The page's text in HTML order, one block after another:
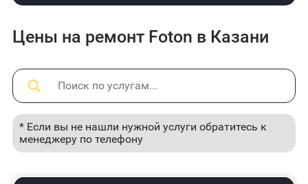
Цены на ремонт Foton в Казани
* Если вы не нашли нужной услуги обратитесь к
менеджеру по телефону